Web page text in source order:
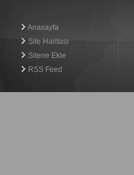
Anasayfa
Site Haritası
Sitene Ekle
RSS Feed